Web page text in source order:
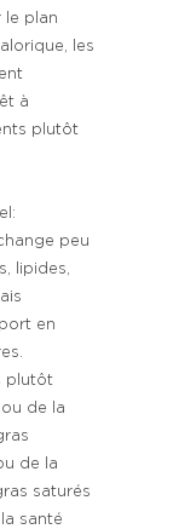
le plan
les
à
plutôt
peu
lipides,
en
plutôt
ou de la
de la
saturés
santé